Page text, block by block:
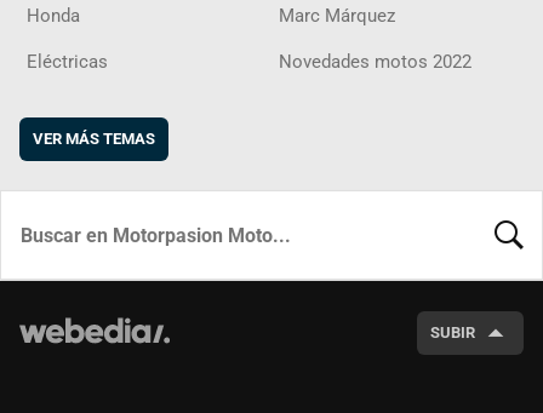
Honda Marc Márquez
Eléctricas Novedades motos 2022
VER MÁS TEMAS
SUBIR